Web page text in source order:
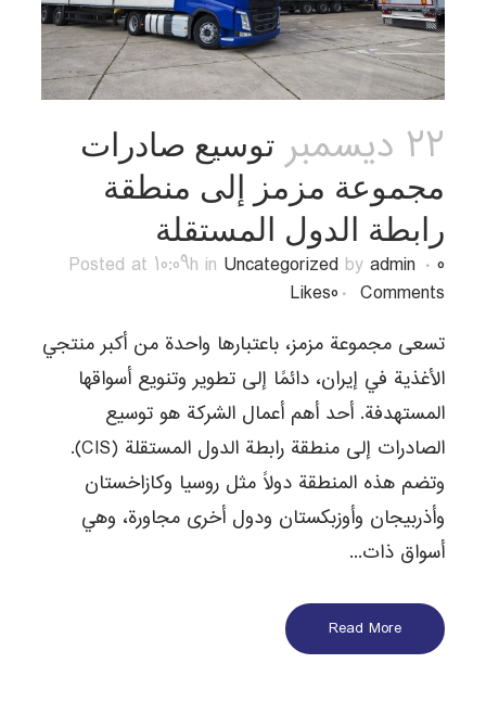
22 ديسمبر
توسيع صادرات
مجموعة مزمز إلى منطقة
رابطة الدول المستقلة
Posted at 10:09h in Uncategorized byadmin
0
Comments
0
Likes
تسعى مجموعة مزمز، باعتبارها واحدة من أكبر منتجي
الأغذية في إيران، دائمًا إلى تطوير وتنويع أسواقها
المستهدفة. أحد أهم أعمال الشركة هو توسيع
الصادرات إلى منطقة رابطة الدول المستقلة (CIS).
وتضم هذه المنطقة دولاً مثل روسيا وكازاخستان
وأذربيجان وأوزبكستان ودول أخرى مجاورة، وهي
أسواق ذات...
Read More